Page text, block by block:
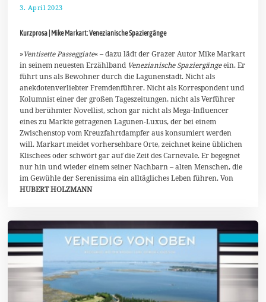
3. April 2023
A
r
l
2
0
2
Kurzprosa | Mike Markart: Venezianische Spaziergänge
»Ventisette Passeggiate« – dazu lädt der Grazer Autor Mike Markart
in seinem neuesten Erzählband Venezianische Spaziergängeein. Er
führt uns als Bewohner durch die Lagunenstadt. Nicht als
anekdotenverliebter Fremdenführer. Nicht als Korrespondent und
Kolumnist einer der großen Tageszeitungen, nicht als Verführer
und berühmter Novellist, schon gar nicht als Mega-Influencer
eines zu Markte getragenen Lagunen-Luxus, der bei einem
Zwischenstop vom Kreuzfahrtdampfer aus konsumiert werden
will. Markart meidet vorhersehbare Orte, zeichnet keine üblichen
Klischees oder schwört gar auf die Zeit des Carnevale. Er begegnet
nur hin und wieder einem seiner Nachbarn – alten Menschen, die
im Gewühle der Serenissima ein alltägliches Leben führen. Von
HUBERT HOLZMANN